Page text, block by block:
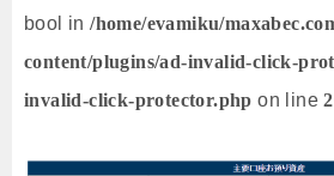
bool in/home/evamiku/
content/plugins/ad-invalid-click-
invalid-click-protector.php on line